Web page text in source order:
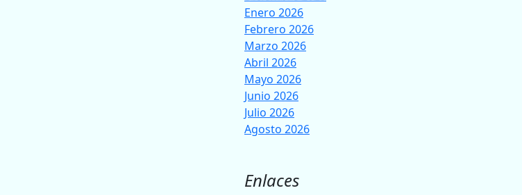
Enero 2026
Febrero 2026
Marzo 2026
Abril 2026
Mayo 2026
Junio 2026
Julio 2026
Agosto 2026
Enlaces